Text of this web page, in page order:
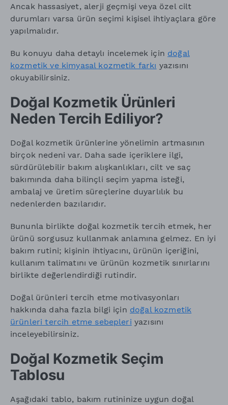
Ancak hassasiyet, alerji geçmişi veya özel cilt
durumları varsa ürün seçimi kişisel ihtiyaçlara göre
yapılmalıdır.
Bu konuyu daha detaylı incelemek için doğal
kozmetik ve kimyasal kozmetik farkı yazısını
okuyabilirsiniz.
Doğal Kozmetik Ürünleri
Neden Tercih Ediliyor?
Doğal kozmetik ürünlerine yönelimin artmasının
birçok nedeni var. Daha sade içeriklere ilgi,
sürdürülebilir bakım alışkanlıkları, cilt ve saç
bakımında daha bilinçli seçim yapma isteği,
ambalaj ve üretim süreçlerine duyarlılık bu
nedenlerden bazılarıdır.
Bununla birlikte doğal kozmetik tercih etmek, her
ürünü sorgusuz kullanmak anlamına gelmez. En iyi
bakım rutini; kişinin ihtiyacını, ürünün içeriğini,
kullanım talimatını ve ürünün kozmetik sınırlarını
birlikte değerlendirdiği rutindir.
Doğal ürünleri tercih etme motivasyonları
hakkında daha fazla bilgi için doğal kozmetik
ürünleri tercih etme sebepleri yazısını
inceleyebilirsiniz.
Doğal Kozmetik Seçim
Tablosu
Aşağıdaki tablo, bakım rutininize uygun doğal